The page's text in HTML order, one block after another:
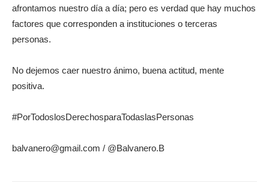
afrontamos nuestro día a día; pero es verdad que hay muchos
factores que corresponden a instituciones o terceras
personas.
No dejemos caer nuestro ánimo, buena actitud, mente
positiva.
#PorTodoslosDerechosparaTodaslasPersonas
balvanero@gmail.com / @Balvanero.B